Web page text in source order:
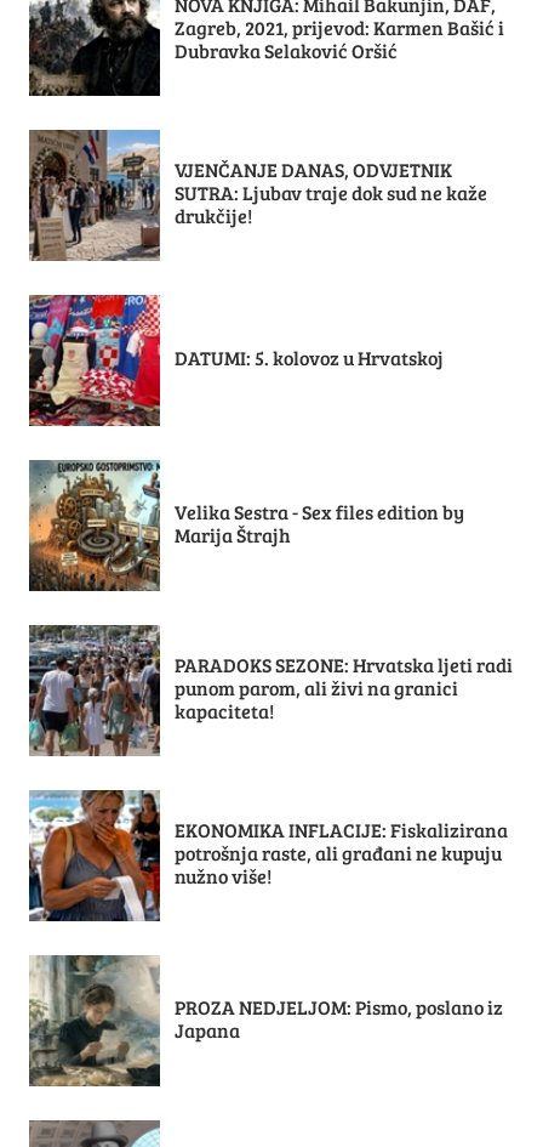
Zagreb, 2021, prijevod: Karmen Bašić i
Dubravka Selaković Oršić
VJENČANJE DANAS, ODVJETNIK
SUTRA: Ljubav traje dok sud ne kaže
drukčije!
DATUMI: 5. kolovoz u Hrvatskoj
Velika Sestra - Sex files edition by
Marija Štrajh
PARADOKS SEZONE: Hrvatska ljeti radi
punom parom, ali živi na granici
kapaciteta!
EKONOMIKA INFLACIJE: Fiskalizirana
potrošnja raste, ali građani ne kupuju
nužno više!
PROZA NEDJELJOM: Pismo, poslano iz
Japana